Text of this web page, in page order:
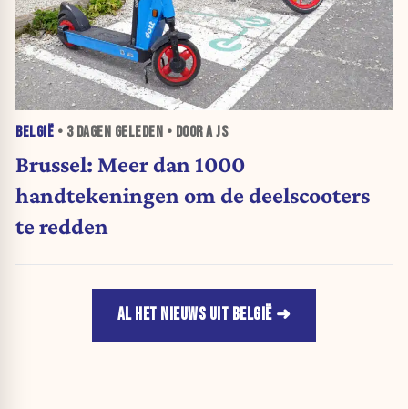
BELGIË • 3 DAGEN GELEDEN • DOOR A JS
Brussel: Meer dan 1000
handtekeningen om de deelscooters
te redden
AL HET NIEUWS UIT BELGIË